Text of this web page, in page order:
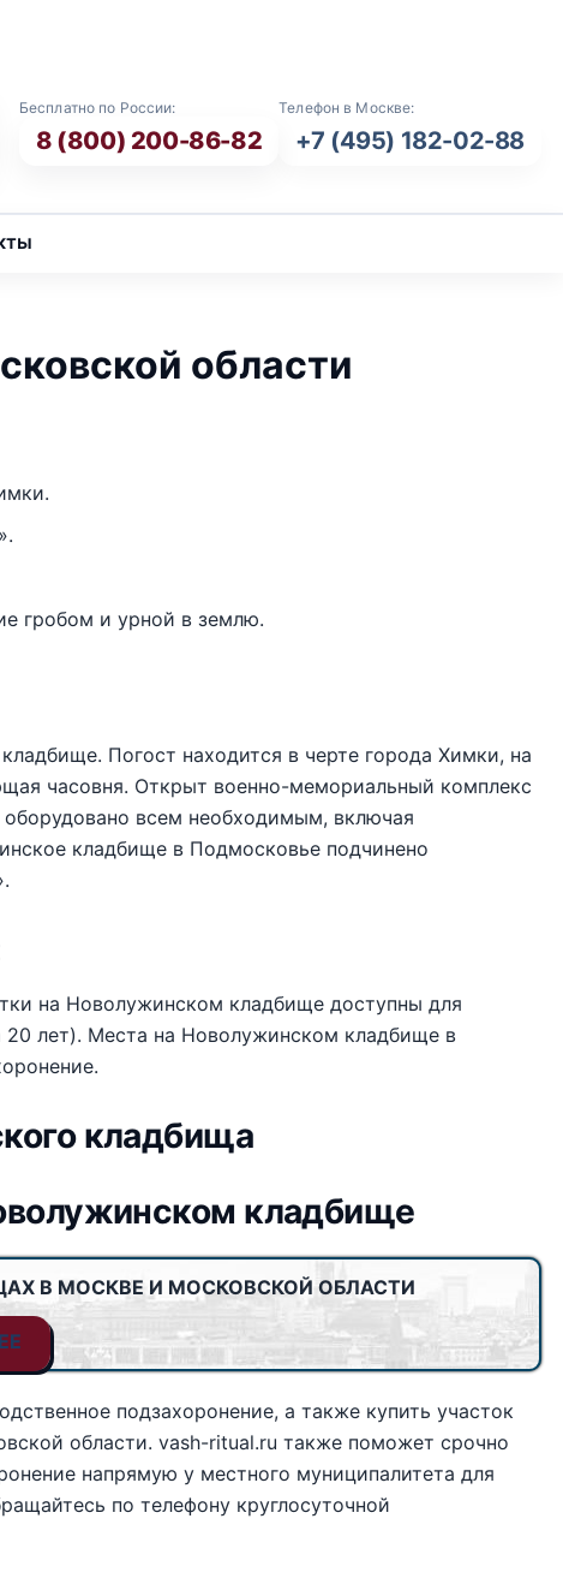
Бесплатно по России:
8 (800) 200-86-82
Телефон в Москве:
+7 (495) 182-02-88
области
гробом и урной в землю.
Погост находится в черте города Химки, на
часовня. Открыт военно-мемориальный комплекс
всем необходимым, включая
кладбище в Подмосковье подчинено
на Новолужинском кладбище доступны для
20 лет). Места на Новолужинском кладбище в
кладбища
кладбище
В МОСКВЕ И МОСКОВСКОЙ ОБЛАСТИ
подзахоронение, а также купить участок
области. vash-ritual.ru также поможет срочно
напрямую у местного муниципалитета для
по телефону круглосуточной